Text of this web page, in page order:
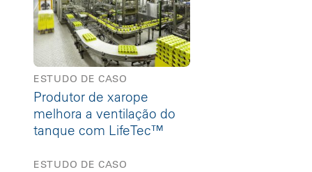
ESTUDO DE CASO
Produtor de xarope
melhora a ventilação do
tanque com LifeTec™
ESTUDO DE CASO